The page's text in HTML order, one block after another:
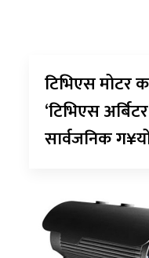
टिभिएस मोटर
‘टिभिएस
सार्वजनिक